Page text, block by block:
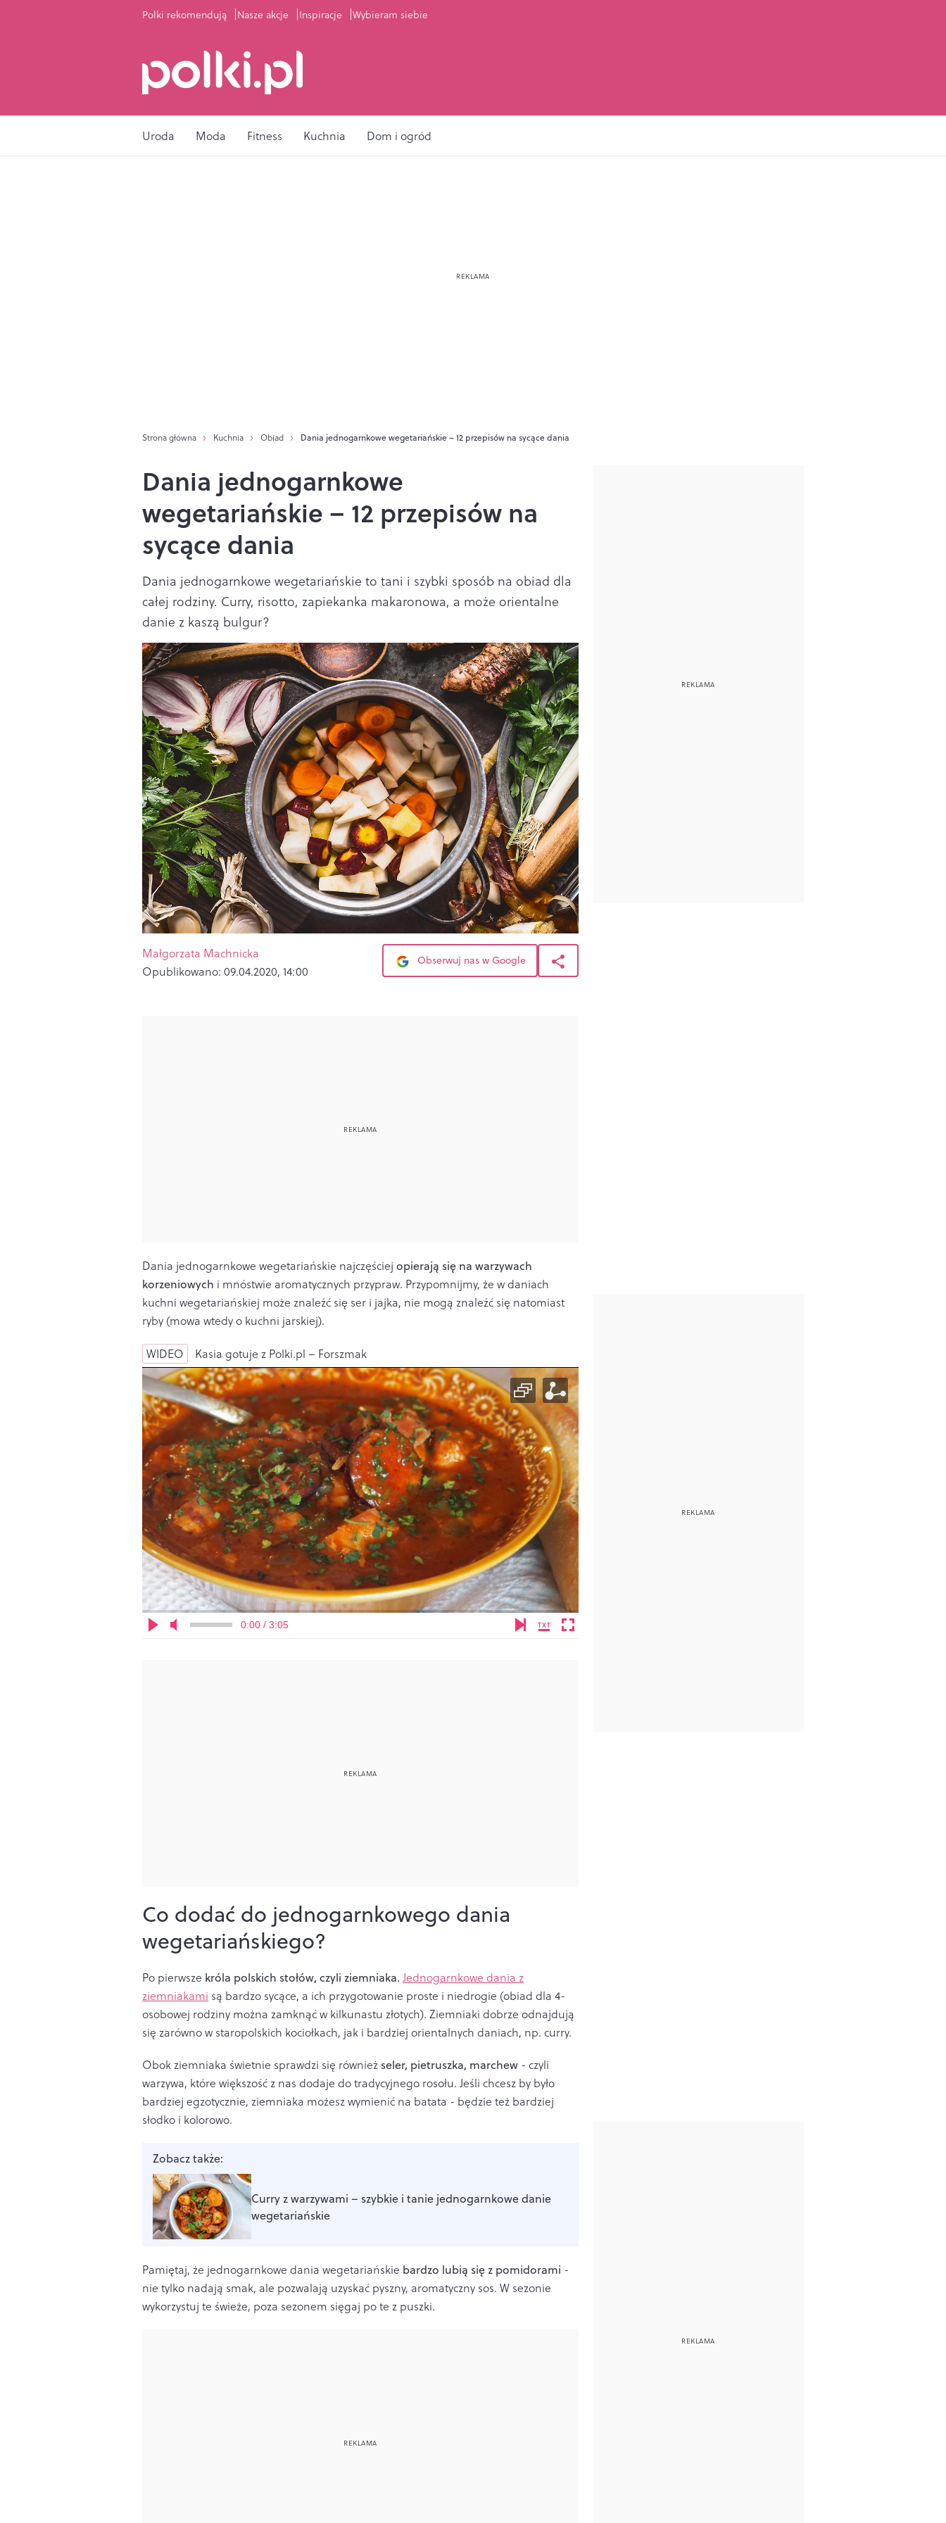
Polki rekomendują Nasze akcje Inspiracje Wybieram siebie
Uroda Moda Fitness Kuchnia Dom i ogród
Strona główna Kuchnia Obiad Dania jednogarnkowe wegetariańskie – 12 przepisów na sycące dania
Dania jednogarnkowe
wegetariańskie – 12 przepisów na
sycące dania
Dania jednogarnkowe wegetariańskie to tani i szybki sposób na obiad dla
całej rodziny. Curry, risotto, zapiekanka makaronowa, a może orientalne
danie z kaszą bulgur?
Małgorzata Machnicka
Opublikowano: 09.04.2020, 14:00
Obserwuj nas w Google
Dania jednogarnkowe wegetariańskie najczęściej opierają się na warzywach
korzeniowych i mnóstwie aromatycznych przypraw. Przypomnijmy, że w daniach
kuchni wegetariańskiej może znaleźć się ser i jajka, nie mogą znaleźć się natomiast
ryby (mowa wtedy o kuchni jarskiej).
WIDEO Kasia gotuje z Polki.pl – Forszmak
0:00 / 3:05
Co dodać do jednogarnkowego dania
wegetariańskiego?
Po pierwsze króla polskich stołów, czyli ziemniaka. Jednogarnkowe dania z
ziemniakami są bardzo sycące, a ich przygotowanie proste i niedrogie (obiad dla 4-
osobowej rodziny można zamknąć w kilkunastu złotych). Ziemniaki dobrze odnajdują
się zarówno w staropolskich kociołkach, jak i bardziej orientalnych daniach, np. curry.
Obok ziemniaka świetnie sprawdzi się również seler, pietruszka, marchew - czyli
warzywa, które większość z nas dodaje do tradycyjnego rosołu. Jeśli chcesz by było
bardziej egzotycznie, ziemniaka możesz wymienić na batata - będzie też bardziej
słodko i kolorowo.
Zobacz także:
Curry z warzywami – szybkie i tanie jednogarnkowe danie
wegetariańskie
Pamiętaj, że jednogarnkowe dania wegetariańskie bardzo lubią się z pomidorami -
nie tylko nadają smak, ale pozwalają uzyskać pyszny, aromatyczny sos. W sezonie
wykorzystuj te świeże, poza sezonem sięgaj po te z puszki.